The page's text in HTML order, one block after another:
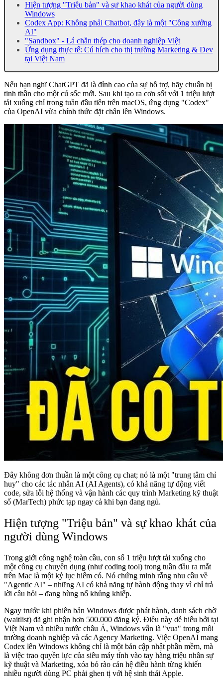
Hiện tượng "Triệu bản" và sự khao khát của người dùng
Windows
Codex App: Không phải Chatbot, đây là một "Công xưởng
AI"
"Sandbox" - Lá chắn thép cho doanh nghiệp Việt
Ứng dụng thực tế: Cú hích cho thị trường Marketing & Dev
tại Việt Nam
Nếu bạn nghĩ ChatGPT đã là đỉnh cao của sự hỗ trợ, hãy chuẩn bị
tinh thần cho một cú sốc mới. Sau khi tạo ra cơn sốt với 1 triệu lượt
tải xuống chỉ trong tuần đầu tiên trên macOS, ứng dụng "Codex"
của OpenAI vừa chính thức đặt chân lên Windows.
Đây không đơn thuần là một công cụ chat; nó là một "trung tâm chỉ
huy" cho các tác nhân AI (AI Agents), có khả năng tự động viết
code, sửa lỗi hệ thống và vận hành các quy trình Marketing kỹ thuật
số (MarTech) phức tạp ngay cả khi bạn đang ngủ.
Hiện tượng "Triệu bản" và sự khao khát của
người dùng Windows
Trong giới công nghệ toàn cầu, con số 1 triệu lượt tải xuống cho
một công cụ chuyên dụng (như coding tool) trong tuần đầu ra mắt
trên Mac là một kỷ lục hiếm có. Nó chứng minh rằng nhu cầu về
"Agentic AI" – những AI có khả năng tự hành động thay vì chỉ trả
lời câu hỏi – đang bùng nổ khủng khiếp.
Ngay trước khi phiên bản Windows được phát hành, danh sách chờ
(waitlist) đã ghi nhận hơn 500.000 đăng ký. Điều này dễ hiểu bởi tại
Việt Nam và nhiều nước châu Á, Windows vẫn là "vua" trong môi
trường doanh nghiệp và các Agency Marketing. Việc OpenAI mang
Codex lên Windows không chỉ là một bản cập nhật phần mềm, mà
là việc trao quyền lực của siêu máy tính vào tay hàng triệu nhân sự
kỹ thuật và Marketing, xóa bỏ rào cản hệ điều hành từng khiến
nhiều người dùng PC phải ghen tị với hệ sinh thái Apple.